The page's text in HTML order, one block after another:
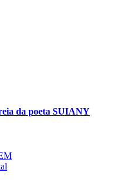
da poeta SUIANY